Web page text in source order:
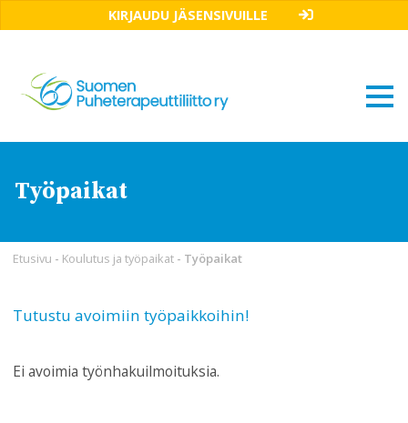
KIRJAUDU JÄSENSIVUILLE
Työpaikat
Etusivu - Koulutus ja työpaikat - Työpaikat
Tutustu avoimiin työpaikkoihin!
Ei avoimia työnhakuilmoituksia.